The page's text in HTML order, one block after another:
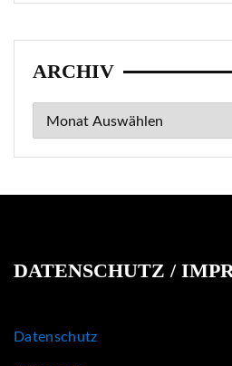
ARCHIV
Archiv
DATENSCHUTZ /
Datenschutz